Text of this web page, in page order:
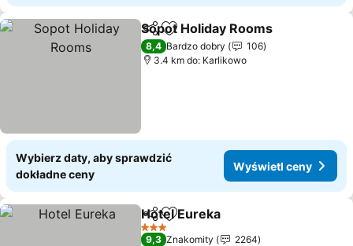
Udostępnij
Dodaj do ulubionych
Sopot Holiday Rooms
8,4 Bardzo dobry
106
3.4 km do: Karlikowo
Wybierz daty, aby sprawdzić
dokładne ceny
Wyświetl ceny
Udostępnij
Dodaj do ulubionych
Hotel Eureka
3 Kategoria
9,3 Znakomity
2264